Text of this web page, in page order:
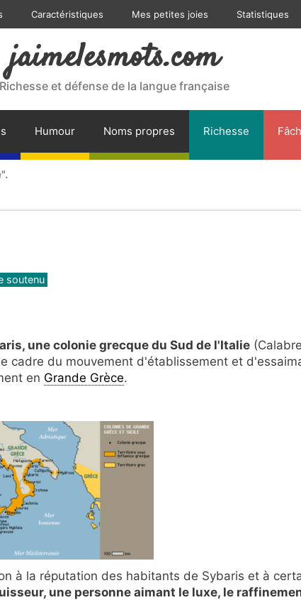
Caractéristiques Mes petites joies Statistiques
jaimelesmots.com
Richesse et défense de la langue française
Humour Noms propres Richesse
soutenu
une colonie grecque du Sud de l'Italie
cadre du mouvement d'établissement et
en Grande Grèce.
à la réputation des habitants de Sybaris et à
une personne aimant le luxe, le